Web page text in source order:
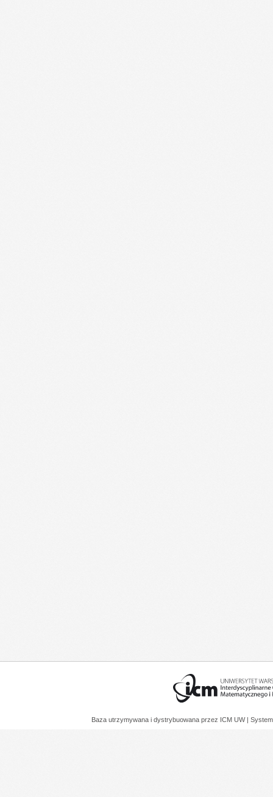
Baza utrzymywana i dystrybuowana przez ICM UW |